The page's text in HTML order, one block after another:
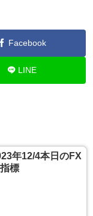
Facebook
LINE
年12/4本日のFX
標